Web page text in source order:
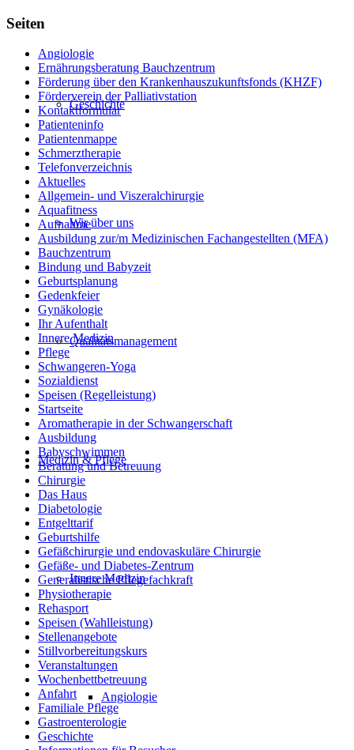
Geschichte
Wir über uns
Qualitätsmanagement
Medizin & Pflege
Innere Medizin
Angiologie
Seiten
Angiologie
Ernährungsberatung Bauchzentrum
Förderung über den Krankenhauszukunftsfonds (KHZF)
Förderverein der Palliativstation
Kontaktformular
Patienteninfo
Patientenmappe
Schmerztherapie
Telefonverzeichnis
Aktuelles
Allgemein- und Viszeralchirurgie
Aquafitness
Aufnahme
Ausbildung zur/m Medizinischen Fachangestellten (MFA)
Bauchzentrum
Bindung und Babyzeit
Geburtsplanung
Gedenkfeier
Gynäkologie
Ihr Aufenthalt
Innere Medizin
Pflege
Schwangeren-Yoga
Sozialdienst
Speisen (Regelleistung)
Startseite
Aromatherapie in der Schwangerschaft
Ausbildung
Babyschwimmen
Beratung und Betreuung
Chirurgie
Das Haus
Diabetologie
Entgelttarif
Geburtshilfe
Gefäßchirurgie und endovaskuläre Chirurgie
Gefäße- und Diabetes-Zentrum
Generalistische Pflegefachkraft
Physiotherapie
Rehasport
Speisen (Wahlleistung)
Stellenangebote
Stillvorbereitungskurs
Veranstaltungen
Wochenbettbetreuung
Anfahrt
Familiale Pflege
Gastroenterologie
Geschichte